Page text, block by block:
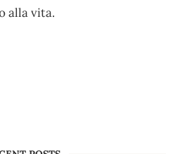
alla vita.